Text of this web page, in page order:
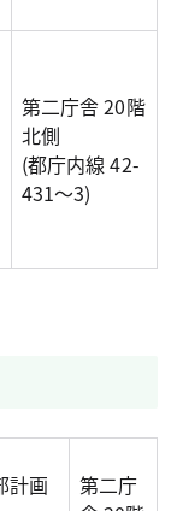
第二庁舎 20階
北側
(都庁内線 42-
431～3)
計画
第二庁